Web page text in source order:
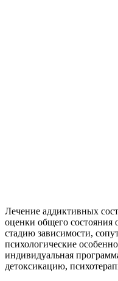
Лечение аддиктивных
оценки общего состояния
стадию зависимости,
психологические
индивидуальная
детоксикацию,